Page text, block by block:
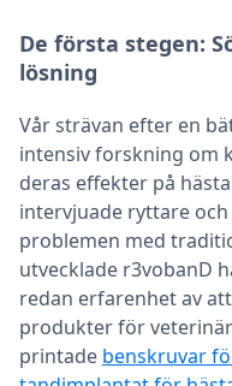
De första stegen:
lösning
Vår strävan efter en
intensiv forskning om
deras effekter på
intervjuade ryttare
problemen med
utvecklade r3vobanD
redan erfarenhet av
produkter för
printade benskruvar